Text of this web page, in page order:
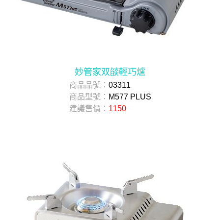
妙管家双燄輕巧爐
商品品號： 03311
商品型號： M577 PLUS
建議售價： 1150